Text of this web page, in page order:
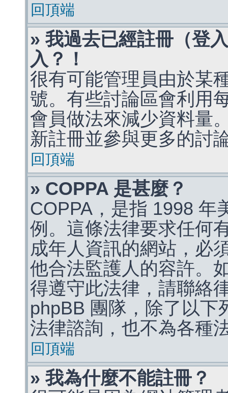
回頂端
» 我過去已經註冊（登
入？！
很有可能管理員由於某
號。有些討論區會利用
會員做法來減少資料量
新註冊並參與更多的討
回頂端
» COPPA 是甚麼？
COPPA，是指 1998 年
例。這條法律要求任何
成年人資訊的網站，必
他合法監護人的容許。
得遵守此法律，請聯絡
phpBB 團隊，除了以下
法律諮詢，也不為各種
回頂端
» 我為什麼不能註冊？